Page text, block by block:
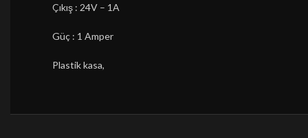
Çıkış : 24V – 1A
Güç : 1 Amper
Plastik kasa,